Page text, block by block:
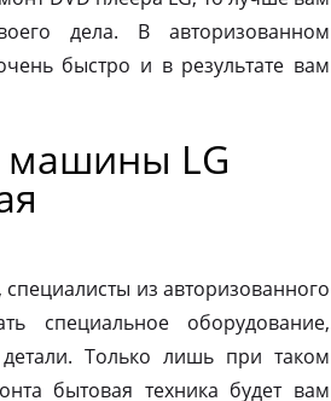
дела. В авторизованном
быстро и в результате вам
машины LG
из авторизованного
специальное оборудование,
Только лишь при таком
бытовая техника будет вам